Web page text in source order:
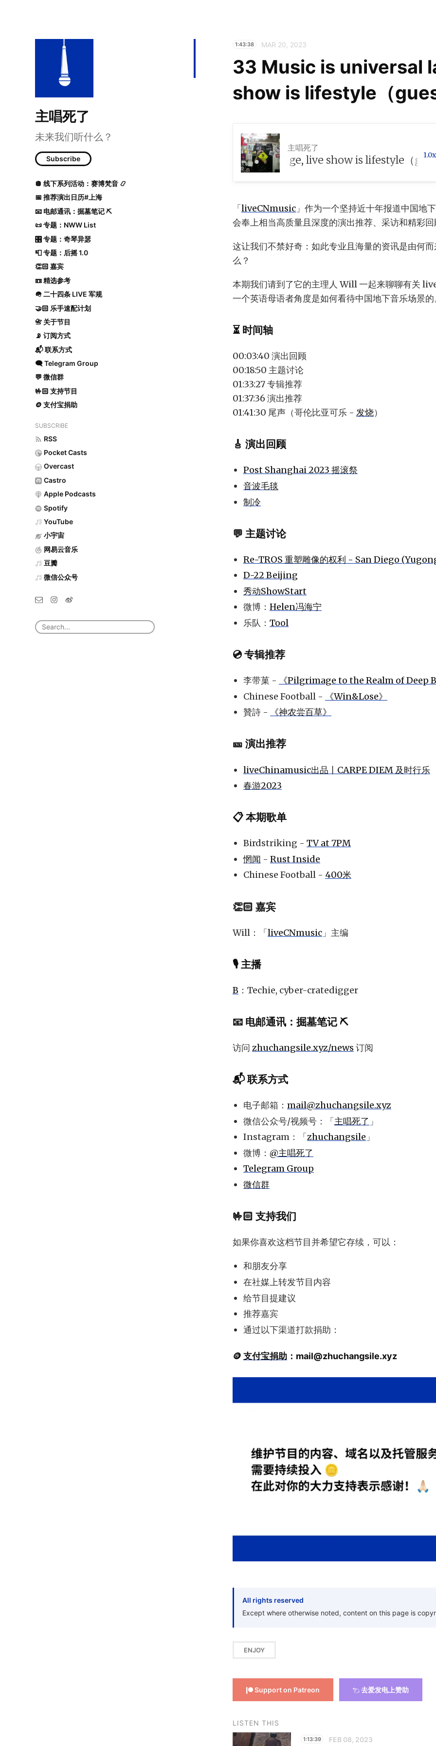
主唱死了
未来我们听什么？
Subscribe
🪩 线下系列活动：赛博梵音 📿
📅 推荐演出日历#上海
📧 电邮通讯：掘墓笔记 ⛏️
📜 专题：NWW List
🎛️ 专题：奇琴异瑟
📮 专题：后摇 1.0
👏🏻 嘉宾
📼 精选参考
🪖 二十四条 LIVE 军规
🤝🏻 乐手速配计划
📇 关于节目
📡 订阅方式
📬 联系方式
🗨️ Telegram Group
💬 微信群
🤟🏻 支持节目
🪙 支付宝捐助
SUBSCRIBE
RSS
Pocket Casts
Overcast
Castro
Apple Podcasts
Spotify
YouTube
小宇宙
网易云音乐
豆瓣
微信公众号
1:43:38 MAR 20, 2023
33 Music is universal
show is lifestyle（
主唱死了
33 Music is universal language, live show is lifestyle（guest：1.0x
「liveCNmusic 」作为一个坚持近十年报道中国地
会奉上相当高质量且深度的演出推荐、采访和精彩回
这让我们不禁好奇：如此专业且海量的资讯是由何
么？
本期我们请到了它的主理人 Will 一起来聊聊有关
一个英语母语者角度是如何看待中国地下音乐场景的
⏳ 时间轴
00:03:40 演出回顾
00:18:50 主题讨论
01:33:27 专辑推荐
01:37:36 演出推荐
01:41:30 尾声（哥伦比亚可乐 - 发烧）
🎸 演出回顾
Post Shanghai 2023 摇滚祭
音波毛毯
制冷
💬 主题讨论
Re-TROS 重塑雕像的权利 - San Diego
D-22 Beijing
秀动ShowStart
微博： Helen冯海宁
乐队： Tool
💿 专辑推荐
李带菓 -
《Pilgrimage to the Realm of Deep
Chinese Football -
《Win&Lose》
贊詩 -
《神农尝百草》
🎫 演出推荐
liveChinamusic出品丨CARPE DIEM 及时行乐
春游2023
📋 本期歌单
Birdstriking - TV at 7PM
惘闻 - Rust Inside
Chinese Football - 400米
👏🏻 嘉宾
Will：「liveCNmusic 」主编
🎙 主播
B ：Techie, cyber-cratedigger
📧 电邮通讯 ： 掘墓笔记 ⛏️
访问 zhuchangsile.xyz/news 订阅
📬 联系方式
电子邮箱： mail@zhuchangsile.xyz
微信公众号/视频号：「主唱死了 」
Instagram：「zhuchangsile 」
微博： @主唱死了
Telegram Group
微信群
🤟🏻 支持我们
如果你喜欢这档节目并希望它存续，可以：
和朋友分享
在社媒上转发节目内容
给节目提建议
推荐嘉宾
通过以下渠道打款捐助：
🪙 支付宝捐助 ： mail@zhuchangsile.xyz
All rights reserved
Except where otherwise noted, content on this page is
ENJOY
Support on Patreon 去爱发电上赞助
LISTEN THIS
1:13:39 FEB 08, 2023